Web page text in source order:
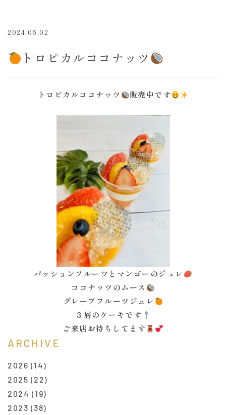
2024.06.02
トロピカルココナッツ
トロピカルココナッツ 販売中です
パッションフルーツとマンゴーのジュレ
ココナッツのムース
グレープフルーツジュレ
３層のケーキです
ご来店お待ちしてます
ARCHIVE
2026 (14)
2025 (22)
2024 (19)
2023 (38)